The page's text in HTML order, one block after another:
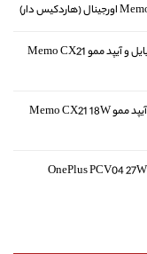
فن خنک کننده رادیاتوری مگنتی گوشی موبایل و آیپد ممو Memo CX21
فن خنک کننده رادیاتوری مگنتی گوشی موبایل و آیپد ممو Memo CX21 18W
فن خنک کننده رادیاتوری توربو گوشی وان پلاس OnePlus PCV04 27W